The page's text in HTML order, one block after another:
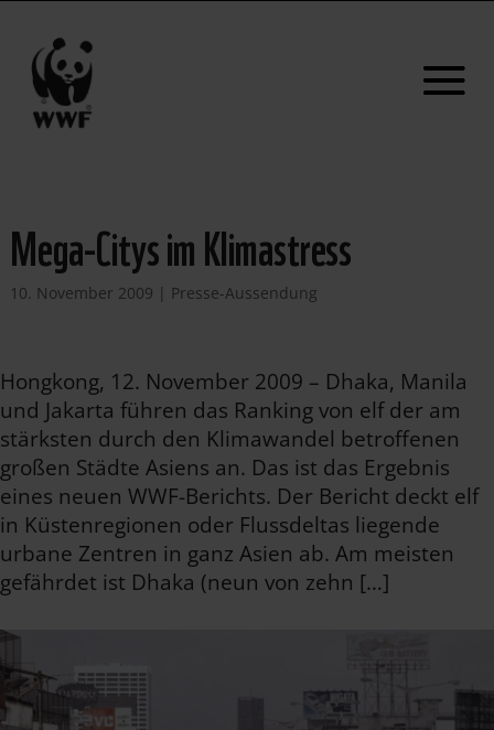
Mega-Citys im Klimastress
10. November 2009 | Presse-Aussendung
Hongkong, 12. November 2009 – Dhaka, Manila
und Jakarta führen das Ranking von elf der am
stärksten durch den Klimawandel betroffenen
großen Städte Asiens an. Das ist das Ergebnis
eines neuen WWF-Berichts. Der Bericht deckt elf
in Küstenregionen oder Flussdeltas liegende
urbane Zentren in ganz Asien ab. Am meisten
gefährdet ist Dhaka (neun von zehn […]